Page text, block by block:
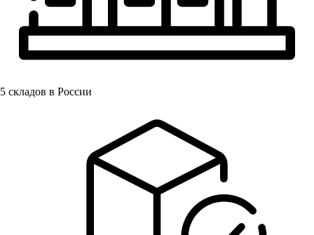
5 складов в России